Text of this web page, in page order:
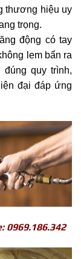
thương hiệu uy
trọng.
động có tay
lem bẩn ra
quy trình,
đại đáp ứng
0969.186.342